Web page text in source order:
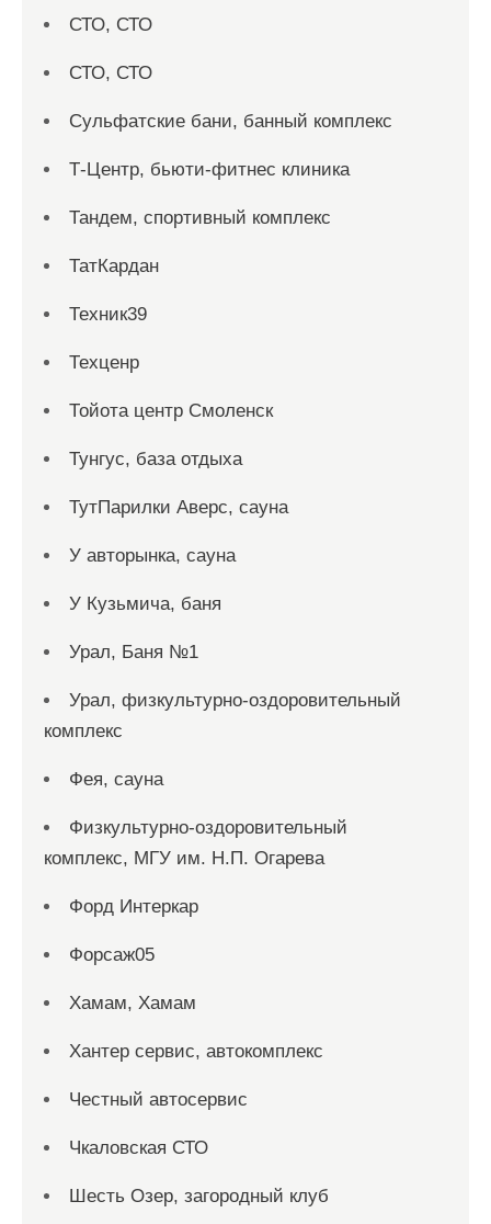
СТО, СТО
СТО, СТО
Сульфатские бани, банный комплекс
Т-Центр, бьюти-фитнес клиника
Тандем, спортивный комплекс
ТатКардан
Техник39
Техценр
Тойота центр Смоленск
Тунгус, база отдыха
ТутПарилки Аверс, сауна
У авторынка, сауна
У Кузьмича, баня
Урал, Баня №1
Урал, физкультурно-оздоровительный
комплекс
Фея, сауна
Физкультурно-оздоровительный
комплекс, МГУ им. Н.П. Огарева
Форд Интеркар
Форсаж05
Хамам, Хамам
Хантер сервис, автокомплекс
Честный автосервис
Чкаловская СТО
Шесть Озер, загородный клуб